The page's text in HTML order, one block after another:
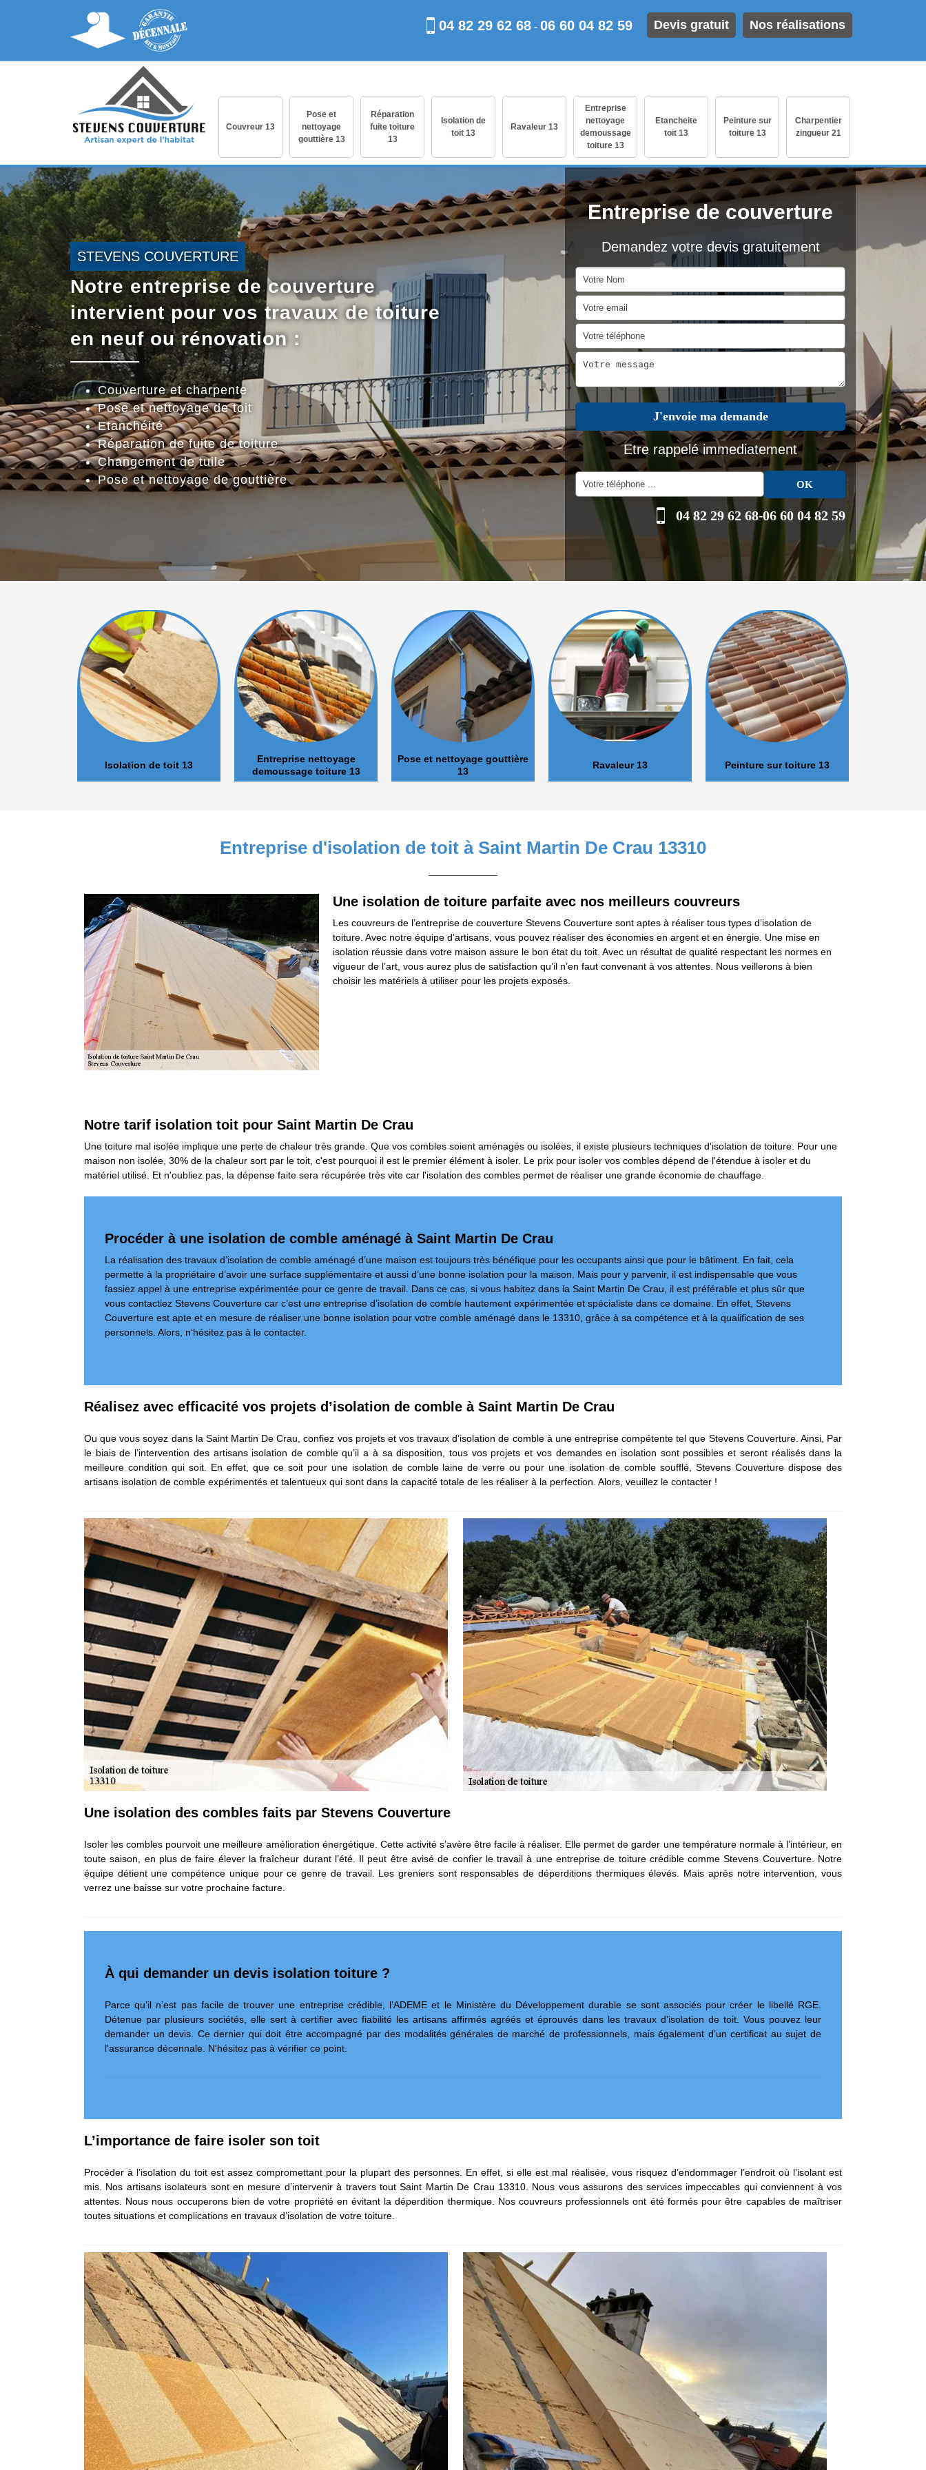
Devis gratuit Nos réalisations
04 82 29 62 68 - 06 60 04 82 59
Couvreur 13
Pose et
nettoyage
gouttière 13
Réparation
fuite toiture
13
Isolation de
toit 13
Ravaleur 13
Entreprise
nettoyage
demoussage
toiture 13
Etancheite
toit 13
Peinture sur
toiture 13
Charpentier
zingueur 21
Entreprise de couverture
Demandez votre devis gratuitement
Etre rappelé immediatement
04 82 29 62 68-06 60 04 82 59
STEVENS COUVERTURE
Notre entreprise de couverture
intervient pour vos travaux de toiture
en neuf ou rénovation :
Couverture et charpente
Pose et nettoyage de toit
Etanchéité
Réparation de fuite de toiture
Changement de tuile
Pose et nettoyage de gouttière
Isolation de toit 13
Entreprise nettoyage
demoussage toiture 13
Pose et nettoyage gouttière
Ravaleur 13 Peinture sur toiture 13
Entreprise d'isolation de toit à Saint Martin De Crau 13310
Une isolation de toiture parfaite avec nos meilleurs couvreurs
Les couvreurs de l’entreprise de couverture Stevens Couverture sont aptes à réaliser tous types d’isolation de
toiture. Avec notre équipe d’artisans, vous pouvez réaliser des économies en argent et en énergie. Une mise en
isolation réussie dans votre maison assure le bon état du toit. Avec un résultat de qualité respectant les normes en
vigueur de l’art, vous aurez plus de satisfaction qu’il n’en faut convenant à vos attentes. Nous veillerons à bien
choisir les matériels à utiliser pour les projets exposés.
Notre tarif isolation toit pour Saint Martin De Crau
Une toiture mal isolée implique une perte de chaleur très grande. Que vos combles soient aménagés ou isolées, il existe plusieurs techniques d'isolation de toiture. Pour une
maison non isolée, 30% de la chaleur sort par le toit, c'est pourquoi il est le premier élément à isoler. Le prix pour isoler vos combles dépend de l'étendue à isoler et du
matériel utilisé. Et n'oubliez pas, la dépense faite sera récupérée très vite car l'isolation des combles permet de réaliser une grande économie de chauffage.
Procéder à une isolation de comble aménagé à Saint Martin De Crau
La réalisation des travaux d’isolation de comble aménagé d’une maison est toujours très bénéfique pour les occupants ainsi que pour le bâtiment. En fait, cela
permette à la propriétaire d’avoir une surface supplémentaire et aussi d’une bonne isolation pour la maison. Mais pour y parvenir, il est indispensable que vous
fassiez appel à une entreprise expérimentée pour ce genre de travail. Dans ce cas, si vous habitez dans la Saint Martin De Crau, il est préférable et plus sûr que
vous contactiez Stevens Couverture car c’est une entreprise d’isolation de comble hautement expérimentée et spécialiste dans ce domaine. En effet, Stevens
Couverture est apte et en mesure de réaliser une bonne isolation pour votre comble aménagé dans le 13310, grâce à sa compétence et à la qualification de ses
personnels. Alors, n’hésitez pas à le contacter.
Réalisez avec efficacité vos projets d’isolation de comble à Saint Martin De Crau
Ou que vous soyez dans la Saint Martin De Crau, confiez vos projets et vos travaux d’isolation de comble à une entreprise compétente tel que Stevens Couverture. Ainsi, Par
le biais de l’intervention des artisans isolation de comble qu’il a à sa disposition, tous vos projets et vos demandes en isolation sont possibles et seront réalisés dans la
meilleure condition qui soit. En effet, que ce soit pour une isolation de comble laine de verre ou pour une isolation de comble soufflé, Stevens Couverture dispose des
artisans isolation de comble expérimentés et talentueux qui sont dans la capacité totale de les réaliser à la perfection. Alors, veuillez le contacter !
Une isolation des combles faits par Stevens Couverture
Isoler les combles pourvoit une meilleure amélioration énergétique. Cette activité s’avère être facile à réaliser. Elle permet de garder une température normale à l’intérieur, en
toute saison, en plus de faire élever la fraîcheur durant l’été. Il peut être avisé de confier le travail à une entreprise de toiture crédible comme Stevens Couverture. Notre
équipe détient une compétence unique pour ce genre de travail. Les greniers sont responsables de déperditions thermiques élevés. Mais après notre intervention, vous
verrez une baisse sur votre prochaine facture.
À qui demander un devis isolation toiture ?
Parce qu’il n’est pas facile de trouver une entreprise crédible, l’ADEME et le Ministère du Développement durable se sont associés pour créer le libellé RGE.
Détenue par plusieurs sociétés, elle sert à certifier avec fiabilité les artisans affirmés agréés et éprouvés dans les travaux d’isolation de toit. Vous pouvez leur
demander un devis. Ce dernier qui doit être accompagné par des modalités générales de marché de professionnels, mais également d’un certificat au sujet de
l'assurance décennale. N'hésitez pas à vérifier ce point.
L’importance de faire isoler son toit
Procéder à l’isolation du toit est assez compromettant pour la plupart des personnes. En effet, si elle est mal réalisée, vous risquez d’endommager l’endroit où l’isolant est
mis. Nos artisans isolateurs sont en mesure d’intervenir à travers tout Saint Martin De Crau 13310. Nous vous assurons des services impeccables qui conviennent à vos
attentes. Nous nous occuperons bien de votre propriété en évitant la déperdition thermique. Nos couvreurs professionnels ont été formés pour être capables de maîtriser
toutes situations et complications en travaux d’isolation de votre toiture.